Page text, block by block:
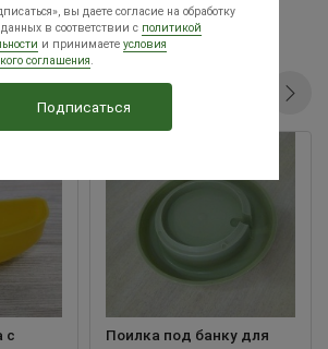
с
Поилка под банку для
вы даете согласие на обработку
в соответствии с политикой
и принимаете условия
соглашения.